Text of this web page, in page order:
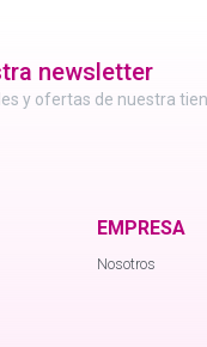
newsletter
y ofertas de nuestra
EMPRESA
Nosotros